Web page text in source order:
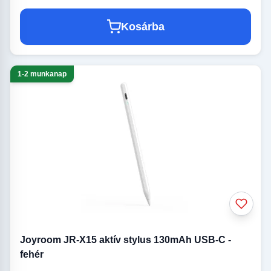
Kosárba
1-2 munkanap
Joyroom JR-X15 aktív stylus 130mAh USB-C -
fehér